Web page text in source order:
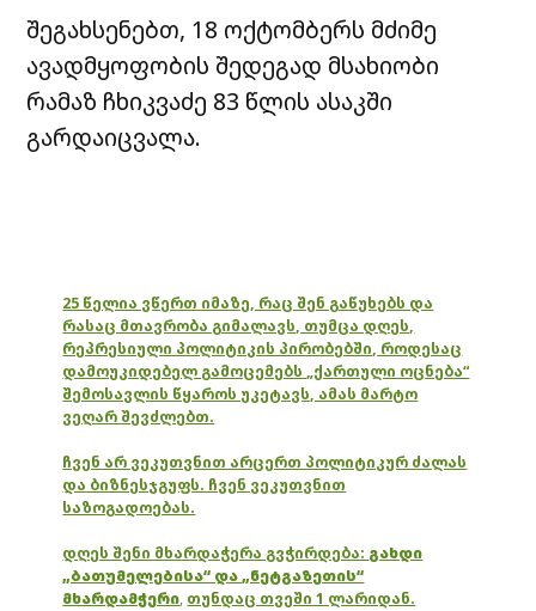
შეგახსენებთ, 18 ოქტომბერს მძიმე
ავადმყოფობის შედეგად მსახიობი
რამაზ ჩხიკვაძე 83 წლის ასაკში
გარდაიცვალა.
25 წელია ვწერთ იმაზე, რაც შენ გაწუხებს და
რასაც მთავრობა გიმალავს, თუმცა დღეს,
რეპრესიული პოლიტიკის პირობებში, როდესაც
დამოუკიდებელ გამოცემებს „ქართული ოცნება“
შემოსავლის წყაროს უკეტავს, ამას მარტო
ვეღარ შევძლებთ.
ჩვენ არ ვეკუთვნით არცერთ პოლიტიკურ ძალას
და ბიზნესჯგუფს. ჩვენ ვეკუთვნით
საზოგადოებას.
დღეს შენი მხარდაჭერა გვჭირდება: გახდი
„ბათუმელებისა“ და „ნეტგაზეთის“
მხარდამჭერი, თუნდაც თვეში 1 ლარიდან.